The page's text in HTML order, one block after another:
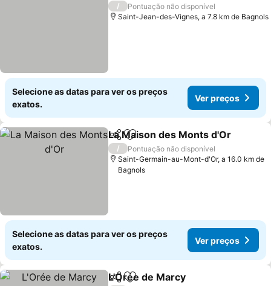
/
Pontuação não disponível
Saint-Jean-des-Vignes, a 7.8 km de Bagnols
Selecione as datas para ver os preços
exatos.
Ver preços
PartilharAdicionar aos favoritos
La Maison des Monts d'Or
/
Pontuação não disponível
Saint-Germain-au-Mont-d'Or, a 16.0 km de
Bagnols
Selecione as datas para ver os preços
exatos.
Ver preços
PartilharAdicionar aos favoritos
L'Orée de Marcy